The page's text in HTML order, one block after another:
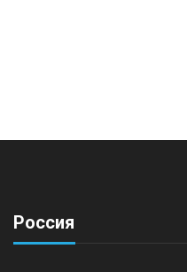
Россия